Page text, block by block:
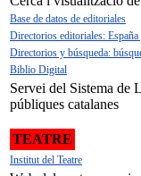
Base de datos de editoriales
Directorios editoriales:
Directorios y búsqueda:
Biblio Digital
Servei del Sistema de
públiques catalanes
TEATRE
Institut del Teatre